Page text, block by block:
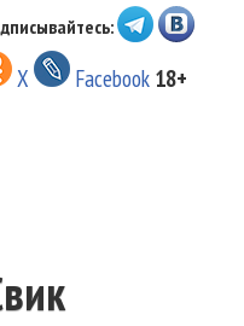
X Facebook 18+